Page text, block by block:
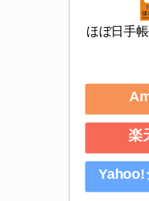
ほぼ日手
楽
Yahoo!